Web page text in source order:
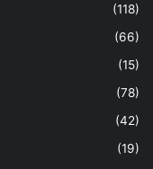
(118)
(66)
(15)
(78)
(42)
(19)